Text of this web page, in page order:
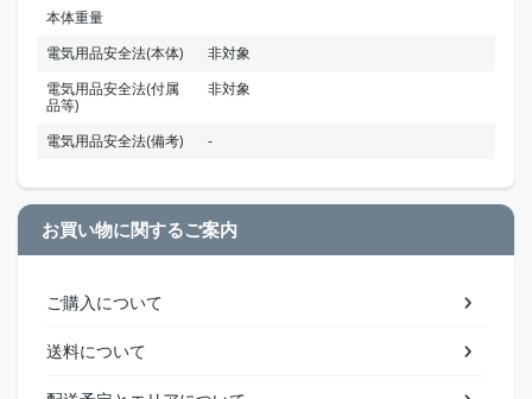
本体重量
電気用品安全法(本体)
非対象
電気用品安全法(付属
品等)
非対象
電気用品安全法(備考) -
お買い物に関するご案内
ご購入について
送料について